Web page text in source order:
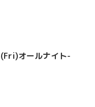
オールナイト-